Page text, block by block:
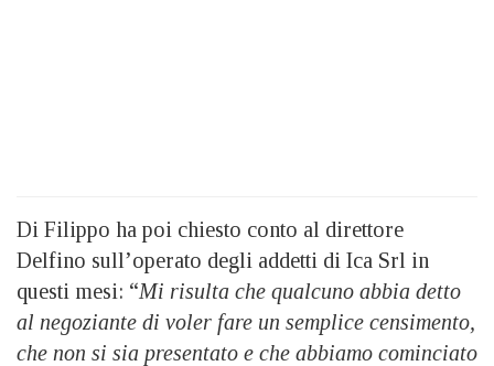
Di Filippo ha poi chiesto conto al direttore
Delfino sull’operato degli addetti di Ica Srl in
questi mesi: “Mi risulta che qualcuno abbia detto
al negoziante di voler fare un semplice censimento,
che non si sia presentato e che abbiamo cominciato